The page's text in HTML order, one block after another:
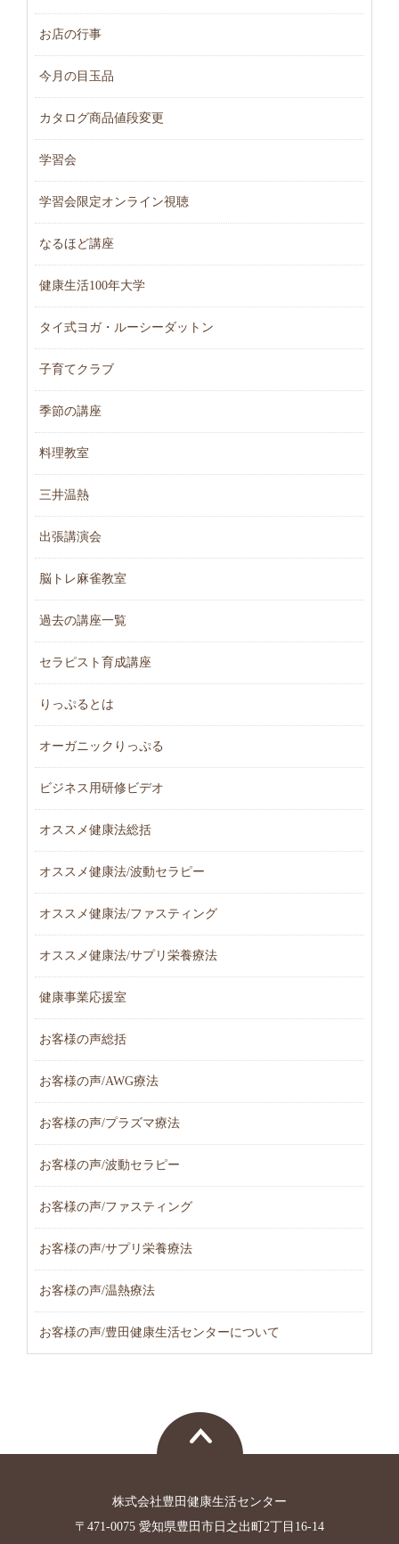
お店の行事
今月の目玉品
カタログ商品値段変更
学習会
学習会限定オンライン視聴
なるほど講座
健康生活100年大学
タイ式ヨガ・ルーシーダットン
子育てクラブ
季節の講座
料理教室
三井温熱
出張講演会
脳トレ麻雀教室
過去の講座一覧
セラピスト育成講座
りっぷるとは
オーガニックりっぷる
ビジネス用研修ビデオ
オススメ健康法総括
オススメ健康法/波動セラピー
オススメ健康法/ファスティング
オススメ健康法/サプリ栄養療法
健康事業応援室
お客様の声総括
お客様の声/AWG療法
お客様の声/プラズマ療法
お客様の声/波動セラピー
お客様の声/ファスティング
お客様の声/サプリ栄養療法
お客様の声/温熱療法
お客様の声/豊田健康生活センターについて
株式会社豊田健康生活センター
〒471-0075 愛知県豊田市日之出町2丁目16-14